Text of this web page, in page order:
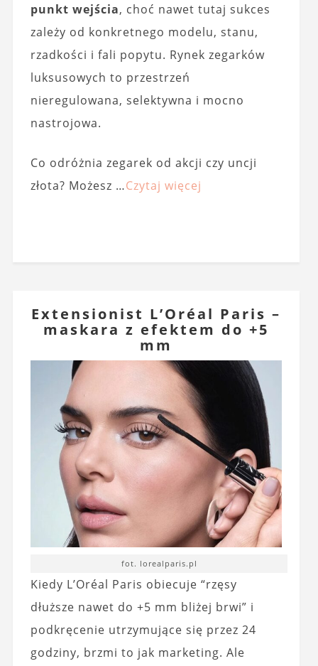
punkt wejścia, choć nawet tutaj sukces
zależy od konkretnego modelu, stanu,
rzadkości i fali popytu. Rynek zegarków
luksusowych to przestrzeń
nieregulowana, selektywna i mocno
nastrojowa.
Co odróżnia zegarek od akcji czy uncji
złota? Możesz …Czytaj więcej
Extensionist L’Oréal Paris –
maskara z efektem do +5
mm
fot. lorealparis.pl
Kiedy L’Oréal Paris obiecuje “rzęsy
dłuższe nawet do +5 mm bliżej brwi” i
podkręcenie utrzymujące się przez 24
godziny, brzmi to jak marketing. Ale